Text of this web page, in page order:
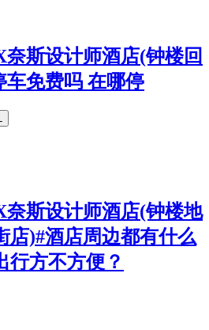
奈斯设计师酒店(钟楼回
车免费吗 在哪停
奈斯设计师酒店(钟楼地
店)#酒店周边都有什么
行方不方便？